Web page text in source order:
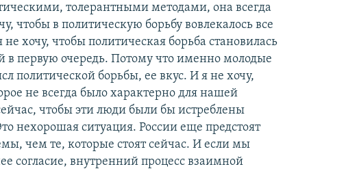
толерантными методами, она всегда
чтобы в политическую борьбу вовлекалось все
хочу, чтобы политическая борьба становилась
первую очередь. Потому что именно молодые
политической борьбы, ее вкус. И я не хочу,
не всегда было характерно для нашей
чтобы эти люди были бы истреблены
нехорошая ситуация. России еще предстоят
чем те, которые стоят сейчас. И если мы
согласие, внутренний процесс взаимной